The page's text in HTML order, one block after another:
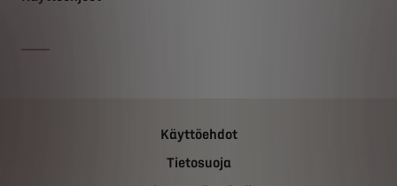
Käyttöehdot
Tietosuoja